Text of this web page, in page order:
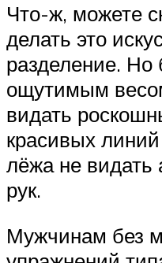
Что-ж, можете
делать это
разделение. Но
ощутимым
видать
красивых
лёжа не видать
рук.
Мужчинам без